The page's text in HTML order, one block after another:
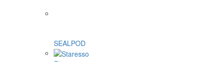
SEALPOD